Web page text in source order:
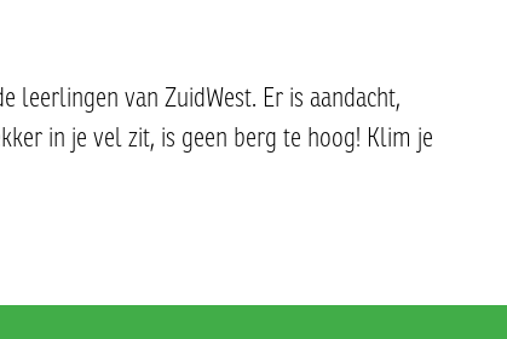
leerlingen van ZuidWest. Er is aandacht,
in je vel zit, is geen berg te hoog! Klim je